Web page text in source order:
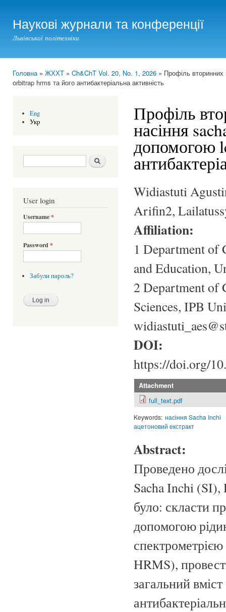
Наукові журнали та конференції
Львівської політехніки
You are here
Головна» ЖХХТ » Ch&ChT Vol. 20, No. 1, 2026 » Профіль вторинних
orbitrap hrms та його антибактеріальна активність
Eng
Укр
Search form Шукати
User login
Username*
Password *
Забули пароль?
Профіль
насіння
допомогою
Widiastuti
Arifin2,
Affiliation:
1 Department of
and Education,
2 Department of
Sciences, IPB
DOI:
https://doi.org/
Attachment
full_text.pdf
Keywords: насіння Sacha Inchi
ацетоновий екстракт
Abstract:
Проведено
Sacha Inchi
було: скласти
допомогою
HRMS),
загальний